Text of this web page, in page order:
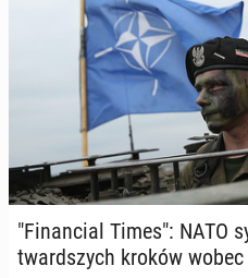
"Fi­nan­cial Times": NATO
tward­szych kroków wobec